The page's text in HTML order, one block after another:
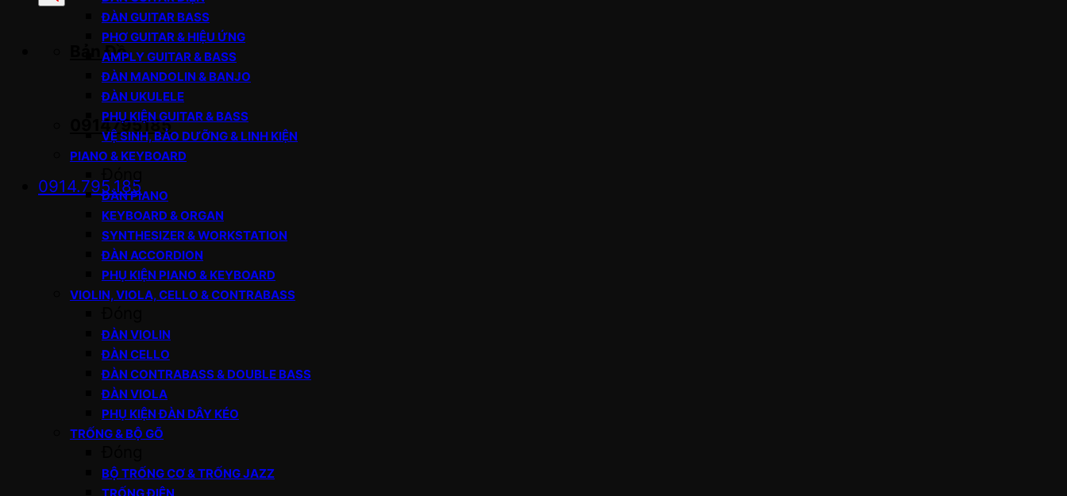
Bản Đồ
0914795185
0914.795.185
ĐÀN GUITAR BASS
PHƠ GUITAR & HIỆU ỨNG
AMPLY GUITAR & BASS
ĐÀN MANDOLIN & BANJO
ĐÀN UKULELE
PHỤ KIỆN GUITAR & BASS
VỆ SINH, BẢO DƯỠNG & LINH KIỆN
PIANO & KEYBOARD
ĐÀN PIANO
KEYBOARD & ORGAN
SYNTHESIZER & WORKSTATION
ĐÀN ACCORDION
PHỤ KIỆN PIANO & KEYBOARD
VIOLIN, VIOLA, CELLO & CONTRABASS
ĐÀN VIOLIN
ĐÀN CELLO
ĐÀN CONTRABASS & DOUBLE BASS
ĐÀN VIOLA
PHỤ KIỆN ĐÀN DÂY KÉO
TRỐNG & BỘ GÕ
BỘ TRỐNG CƠ & TRỐNG JAZZ